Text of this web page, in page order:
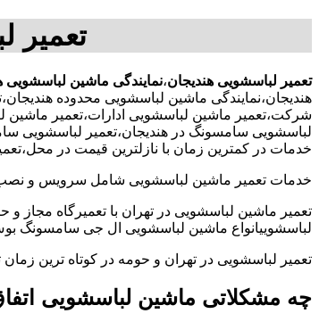
تعمیر
تعمیر لباسشویی هندیجان،نمایندگی ماشین لباسشویی
هندیجان،نمایندگی ماشین لباسشویی محدوده
شرکت،تعمیر ماشین لباسشویی ادارات،تعمیر ماشین
لباسشویی سامسونگ در هندیجان،تعمیر لباسشویی
خدمات در کمترین زمان با نازلترین قیمت در
خدمات تعمیر ماشین لباسشویی شامل سرویس و نصب
تعمیر ماشین لباسشویی در تهران با تعمیرگاه مجاز
لباسشوییانواع ماشین لباسشویی ال جی سامسونگ
تعمیر لباسشویی در تهران و حومه در کوتاه ترین
چه مشکلاتی ماشین لباسشویی